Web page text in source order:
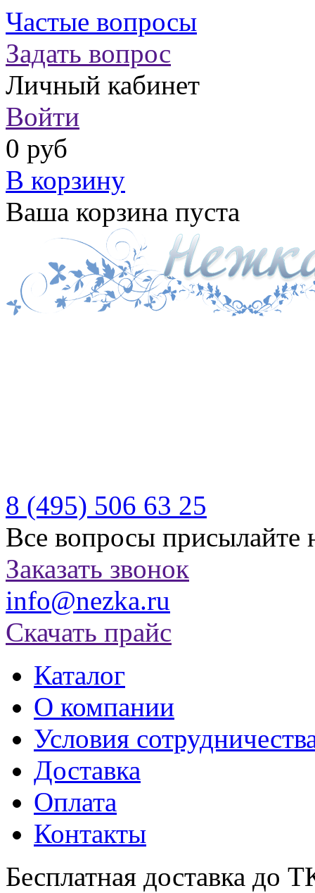
Частые вопросы
Задать вопрос
Личный кабинет
Войти
0 руб
В корзину
Ваша корзина пуста
8 (495) 506 63 25
Все вопросы присылайте
Заказать звонок
info@nezka.ru
Скачать прайс
Каталог
О компании
Условия
Доставка
Оплата
Контакты
Бесплатная доставка до